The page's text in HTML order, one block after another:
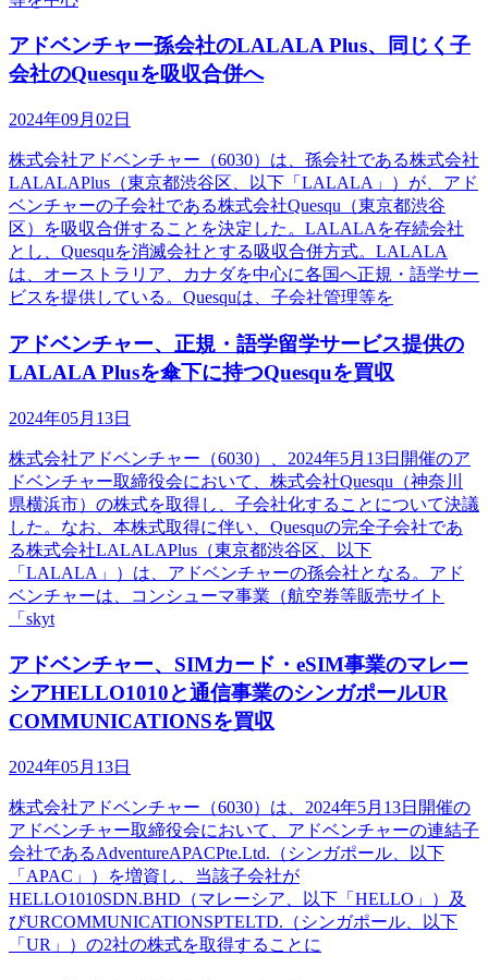
アドベンチャー孫会社のLALALA Plus、同じく子
会社のQuesquを吸収合併へ
2024年09月02日
株式会社アドベンチャー（6030）は、孫会社である株式会社
LALALAPlus（東京都渋谷区、以下「LALALA」）が、アド
ベンチャーの子会社である株式会社Quesqu（東京都渋谷
区）を吸収合併することを決定した。LALALAを存続会社
とし、Quesquを消滅会社とする吸収合併方式。LALALA
は、オーストラリア、カナダを中心に各国へ正規・語学サー
ビスを提供している。Quesquは、子会社管理等を
アドベンチャー、正規・語学留学サービス提供の
LALALA Plusを傘下に持つQuesquを買収
2024年05月13日
株式会社アドベンチャー（6030）、2024年5月13日開催のア
ドベンチャー取締役会において、株式会社Quesqu（神奈川
県横浜市）の株式を取得し、子会社化することについて決議
した。なお、本株式取得に伴い、Quesquの完全子会社であ
る株式会社LALALAPlus（東京都渋谷区、以下
「LALALA」）は、アドベンチャーの孫会社となる。アド
ベンチャーは、コンシューマ事業（航空券等販売サイト
「skyt
アドベンチャー、SIMカード・eSIM事業のマレー
シアHELLO1010と通信事業のシンガポールUR
COMMUNICATIONSを買収
2024年05月13日
株式会社アドベンチャー（6030）は、2024年5月13日開催の
アドベンチャー取締役会において、アドベンチャーの連結子
会社であるAdventureAPACPte.Ltd.（シンガポール、以下
「APAC」）を増資し、当該子会社が
HELLO1010SDN.BHD（マレーシア、以下「HELLO」）及
びURCOMMUNICATIONSPTELTD.（シンガポール、以下
「UR」）の2社の株式を取得することに